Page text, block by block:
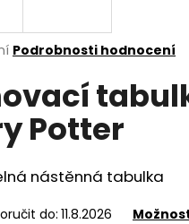
Podrobnosti hodnocení
Potter
nástěnná tabulka
do: 11.8.2026
HLEDAT